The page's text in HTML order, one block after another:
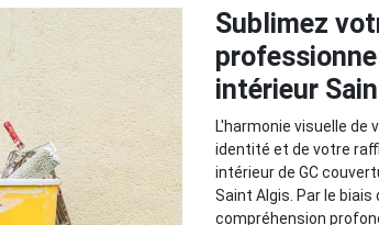
Sublimez
intérieur
L'harmonie visuelle
identité et de votre
intérieur de GC
Saint Algis. Par le
compréhension